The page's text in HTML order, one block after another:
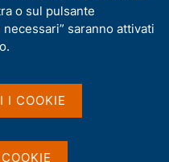
mercato
tutela
o sul pulsante
saranno attivati
I COOKIE